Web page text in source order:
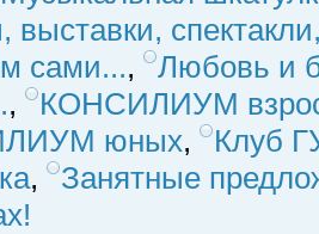
сами...,
Любовь и
,
КОНСИЛИУМ
юных,
Клуб
,
Занятные